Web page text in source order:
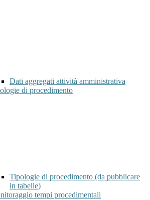
Dati aggregati attività amministrativa
di procedimento
Tipologie di procedimento (da pubblicare
in tabelle)
tempi procedimentali